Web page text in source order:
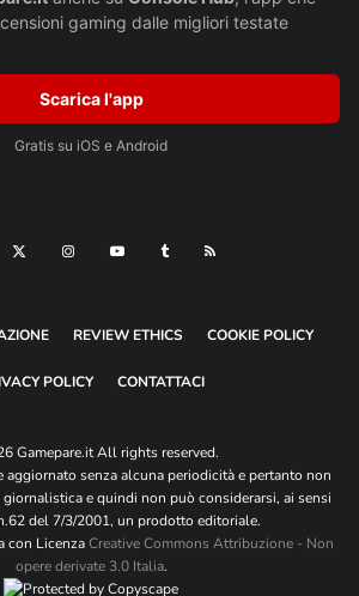
gaming dalle migliori testate
Scarica l'app
Gratis su iOS e Android
REVIEW ETHICS COOKIE POLICY
POLICY CONTATTACI
Gamepare.it All rights reserved.
aggiornato senza alcuna periodicità e pertanto non
giornalistica e quindi non può considerarsi, ai sensi
del 7/3/2001, un prodotto editoriale.
con LicenzaCreative Commons Attribuzione - Non
opere derivate 3.0 Italia.